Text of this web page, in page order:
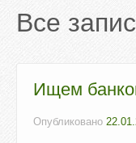
Все
Ищем
Опубликовано